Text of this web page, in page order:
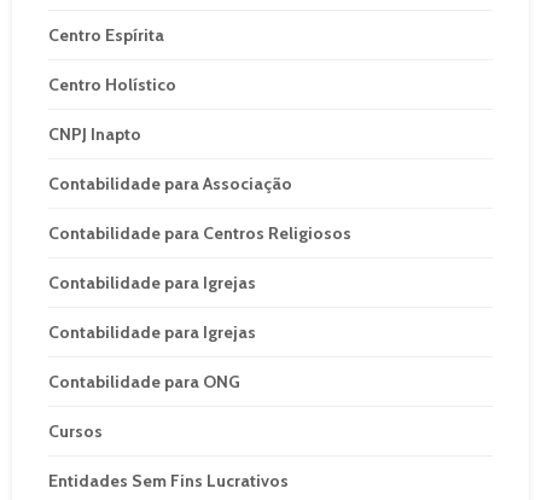
Centro Espírita
Centro Holístico
CNPJ Inapto
Contabilidade para Associação
Contabilidade para Centros Religiosos
Contabilidade para Igrejas
Contabilidade para Igrejas
Contabilidade para ONG
Cursos
Entidades Sem Fins Lucrativos